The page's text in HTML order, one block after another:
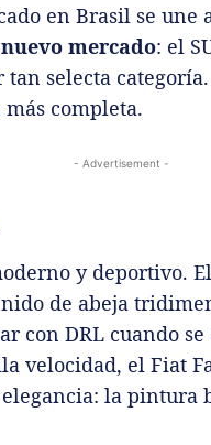
en Brasil se une
nuevo mercado: el
selecta
completa.
- Advertisement -
y deportivo.
de abeja
con DRL cuando
velocidad, el Fiat
la pintura